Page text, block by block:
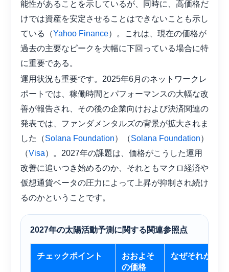
能性があることを示しているが、同時に、高価格だ
けでは資産を安定させることはできないことも示し
ている（Yahoo Finance）。これは、現在の価格が
過去の主要なピークを大幅に下回っている場合に特
に重要である。
運用状況も重要です。2025年6月のネットワークレ
ポートでは、稼働時間とパフォーマンスの大幅な改
善が報告され、その後の企業向けおよび決済関連の
発表では、ファンダメンタルズの背景が拡大されま
した（Solana Foundation）（Solana Foundation）
（Visa）。2027年の課題は、価格がこうした運用
改善に追いつき始めるのか、それともマクロ経済や
仮想通貨ベータの圧力によって上昇が抑制され続け
るのかということです。
2027年の太陽活動予測に関する関連参照点
チェックポイント
おおよそ
の価格
なぜそれが重